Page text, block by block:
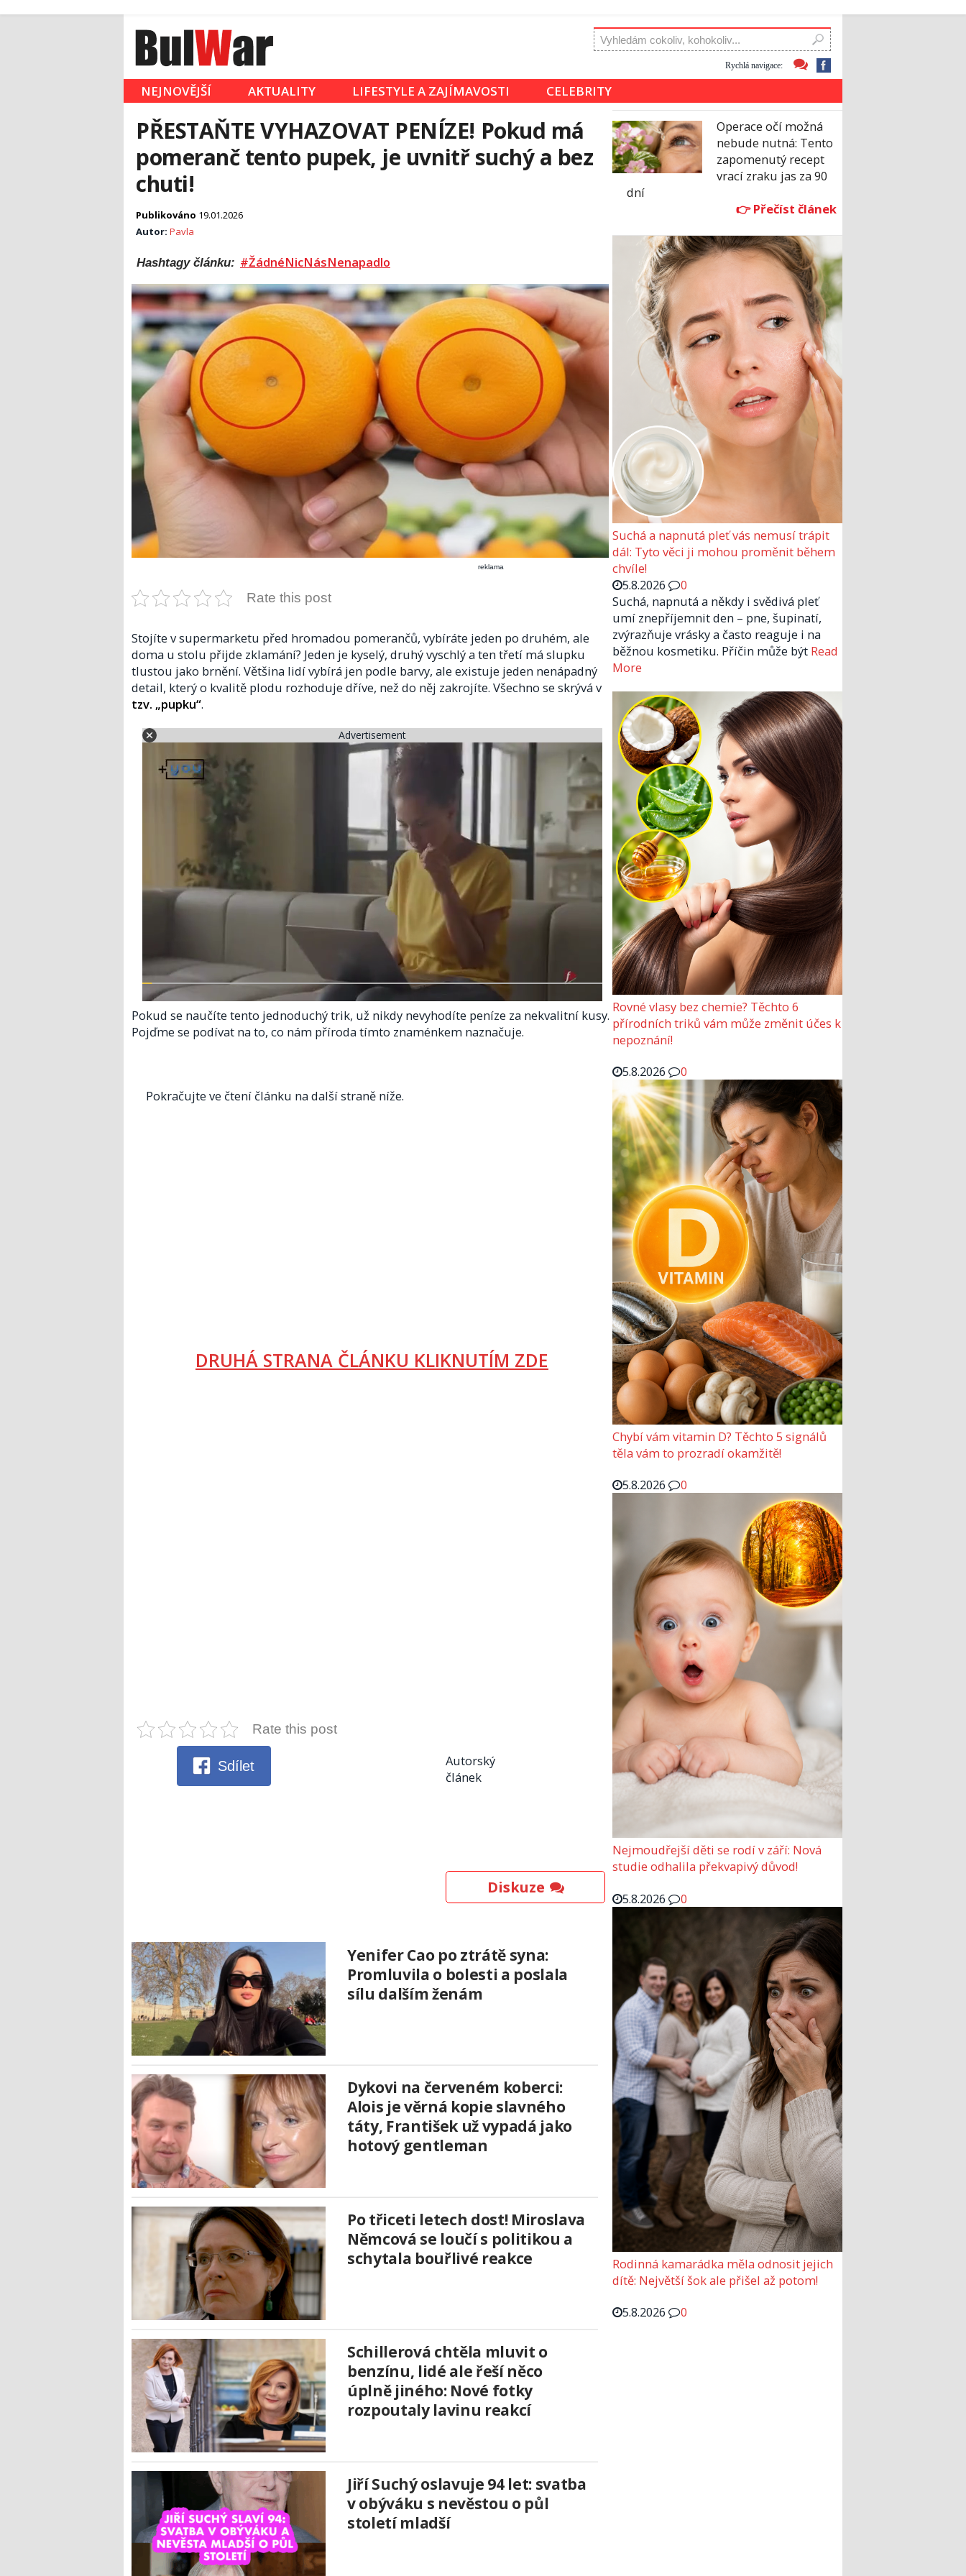
Rychlá navigace:
NEJNOVĚJŠÍ AKTUALITY LIFESTYLE A ZAJÍMAVOSTI CELEBRITY
PŘESTAŇTE VYHAZOVAT PENÍZE! Pokud má
pomeranč tento pupek, je uvnitř suchý a bez
chuti!
Publikováno 19.01.2026
Autor: Pavla
Hashtagy článku: #ŽádnéNicNásNenapadlo
reklama
Rate this post
Stojíte v supermarketu před hromadou pomerančů, vybíráte jeden po druhém, ale
doma u stolu přijde zklamání? Jeden je kyselý, druhý vyschlý a ten třetí má slupku
tlustou jako brnění. Většina lidí vybírá jen podle barvy, ale existuje jeden nenápadný
detail, který o kvalitě plodu rozhoduje dříve, než do něj zakrojíte. Všechno se skrývá v
tzv. „pupku“.
Advertisement
Pokud se naučíte tento jednoduchý trik, už nikdy nevyhodíte peníze za nekvalitní kusy.
Pojďme se podívat na to, co nám příroda tímto znaménkem naznačuje.
Pokračujte ve čtení článku na další straně níže.
DRUHÁ STRANA ČLÁNKU KLIKNUTÍM ZDE
Rate this post
Sdílet
Autorský
článek
Diskuze
Yenifer Cao po ztrátě syna:
Promluvila o bolesti a poslala
sílu dalším ženám
Dykovi na červeném koberci:
Alois je věrná kopie slavného
táty, František už vypadá jako
hotový gentleman
Po třiceti letech dost! Miroslava
Němcová se loučí s politikou a
schytala bouřlivé reakce
Schillerová chtěla mluvit o
benzínu, lidé ale řeší něco
úplně jiného: Nové fotky
rozpoutaly lavinu reakcí
Jiří Suchý oslavuje 94 let: svatba
v obýváku s nevěstou o půl
století mladší
Operace očí možná
nebude nutná: Tento
zapomenutý recept
vrací zraku jas za 90
dní
Suchá a napnutá pleť vás nemusí trápit
dál: Tyto věci ji mohou proměnit během
chvíle!
5.8.2026
0
Suchá, napnutá a někdy i svědivá pleť
umí znepříjemnit den – pne, šupinatí,
zvýrazňuje vrásky a často reaguje i na
běžnou kosmetiku. Příčin může být Read
More
Rovné vlasy bez chemie? Těchto 6
přírodních triků vám může změnit účes k
nepoznání!
5.8.2026
0
Chybí vám vitamin D? Těchto 5 signálů
těla vám to prozradí okamžitě!
5.8.2026
0
Nejmoudřejší děti se rodí v září: Nová
studie odhalila překvapivý důvod!
5.8.2026
0
Rodinná kamarádka měla odnosit jejich
dítě: Největší šok ale přišel až potom!
5.8.2026
0